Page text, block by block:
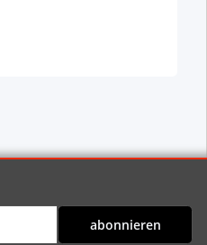
abonnieren